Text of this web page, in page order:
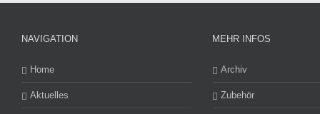
NAVIGATION
Home
Aktuelles
MEHR INFOS
Archiv
Zubehör